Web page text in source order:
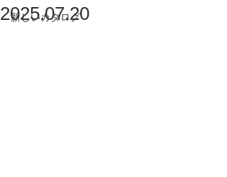
新しいカタログ
2025.07.20